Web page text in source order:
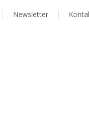
Newsletter